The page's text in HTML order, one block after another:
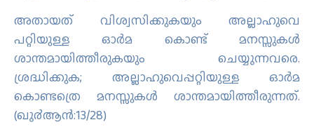
അതായത് വിശ്വസിക്കുകയും അല്ലാഹുവെ
പറ്റിയുള്ള ഓര്‍മ കൊണ്ട് മനസ്സുകള്‍
ശാന്തമായിത്തീരുകയും ചെയ്യുന്നവരെ.
ശ്രദ്ധിക്കുക; അല്ലാഹുവെപ്പറ്റിയുള്ള ഓര്‍മ
കൊണ്ടത്രെ മനസ്സുകള്‍ ശാന്തമായിത്തീരുന്നത്‌.
(ഖു൪ആന്‍:13/28)